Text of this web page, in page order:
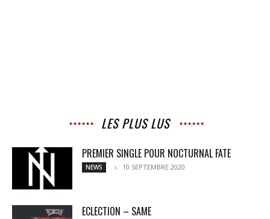
LES PLUS LUS
PREMIER SINGLE POUR NOCTURNAL FATE
NEWS 10 SEPTEMBRE 2020
ECLECTION – SAME